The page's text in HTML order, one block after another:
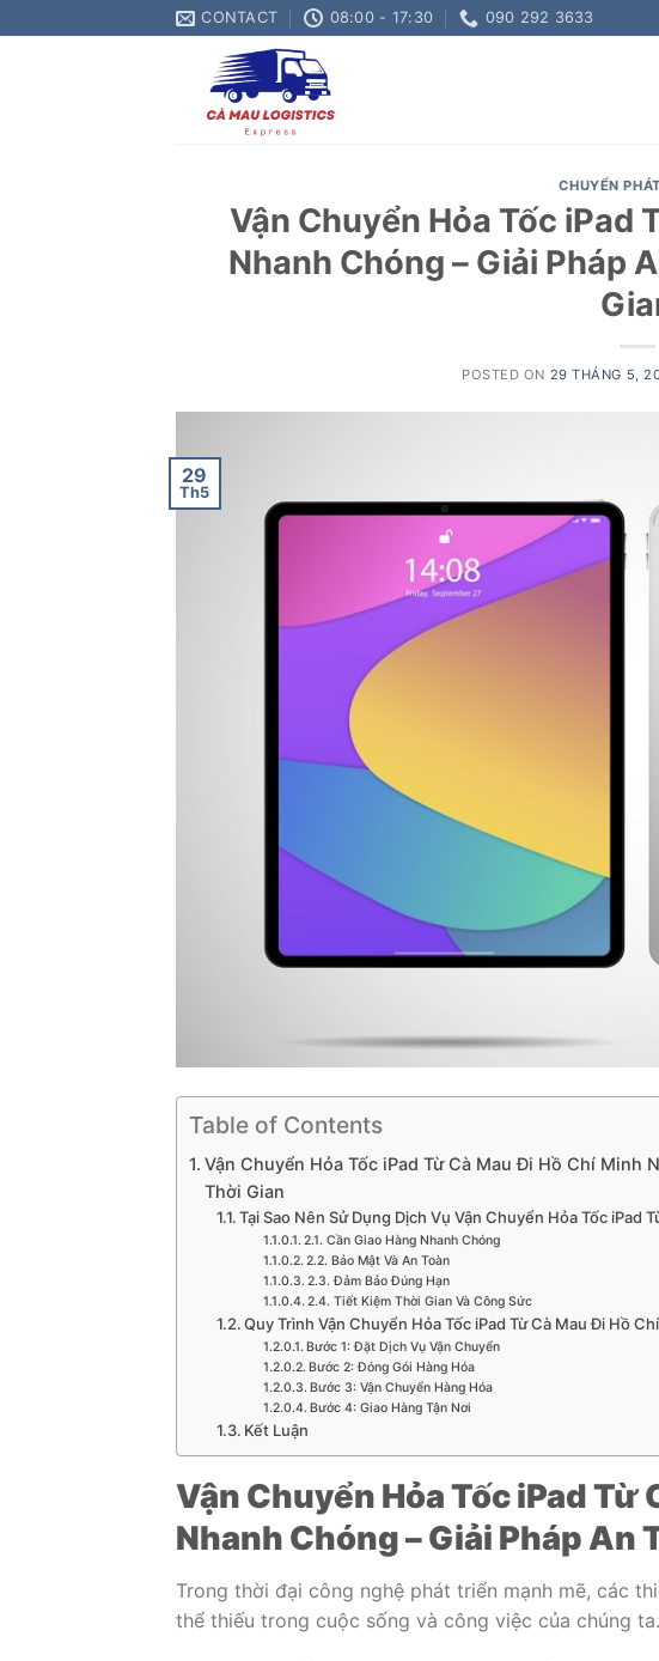
to
CONTACT 08:00 - 17:30 090 292 3633
CHUYỂN
Vận Chuyển Hỏa Tốc iPad
Nhanh Chóng – Giải Pháp
POSTED ON 29 THÁNG 5,
29
Th5
Table of Contents
Vận Chuyển Hỏa Tốc iPad Từ Cà Mau Đi Hồ Chí Minh
Thời Gian
Tại Sao Nên Sử Dụng Dịch Vụ Vận Chuyển Hỏa Tốc iPad
2.1. Cần Giao Hàng Nhanh Chóng
2.2. Bảo Mật Và An Toàn
2.3. Đảm Bảo Đúng Hạn
2.4. Tiết Kiệm Thời Gian Và Công Sức
Quy Trình Vận Chuyển Hỏa Tốc iPad Từ Cà Mau Đi Hồ
Bước 1: Đặt Dịch Vụ Vận Chuyển
Bước 2: Đóng Gói Hàng Hóa
Bước 3: Vận Chuyển Hàng Hóa
Bước 4: Giao Hàng Tận Nơi
Kết Luận
Vận Chuyển Hỏa Tốc iPad Từ
Nhanh Chóng – Giải Pháp An
Trong thời đại công nghệ phát triển mạnh mẽ, các
thể thiếu trong cuộc sống và công việc của chúng ta.